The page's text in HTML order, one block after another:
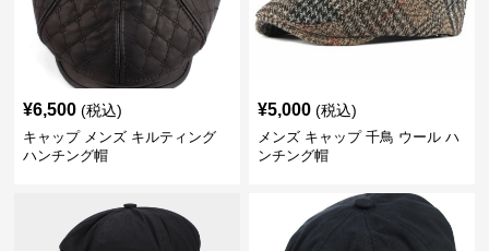
¥6,500 (税込)
キャップ メンズ キルティング
ハンチング帽
¥5,000 (税込)
メンズ キャップ 千鳥 ウール ハ
ンチング帽